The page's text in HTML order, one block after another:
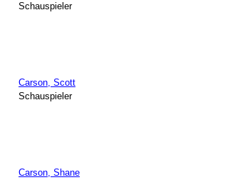
Schauspieler
Carson, Scott
Schauspieler
Carson, Shane